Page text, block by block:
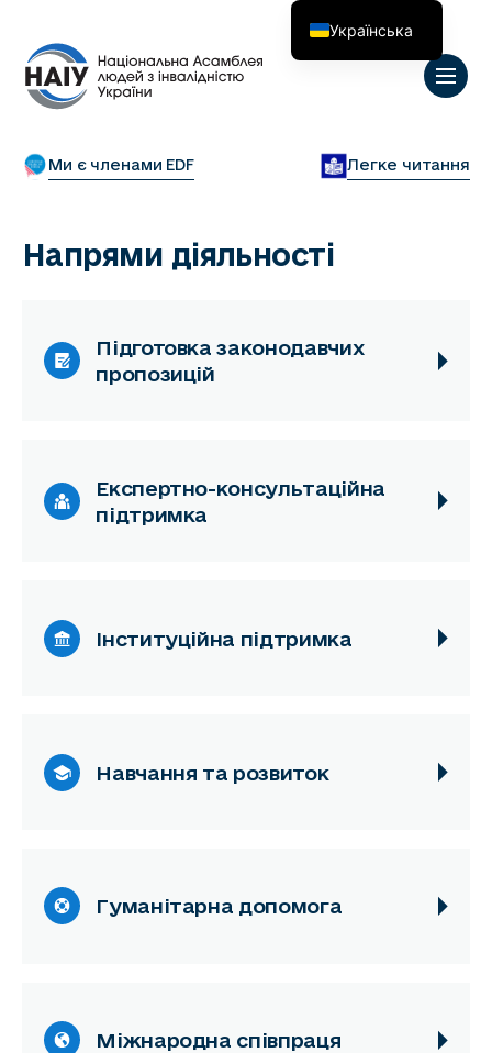
Ми є членами EDF Легке читання
Напрями діяльності
Підготовка законодавчих
пропозицій
Експертно-консультаційна
підтримка
Інституційна підтримка
Навчання та розвиток
Гуманітарна допомога
Міжнародна співпраця
Українська
English